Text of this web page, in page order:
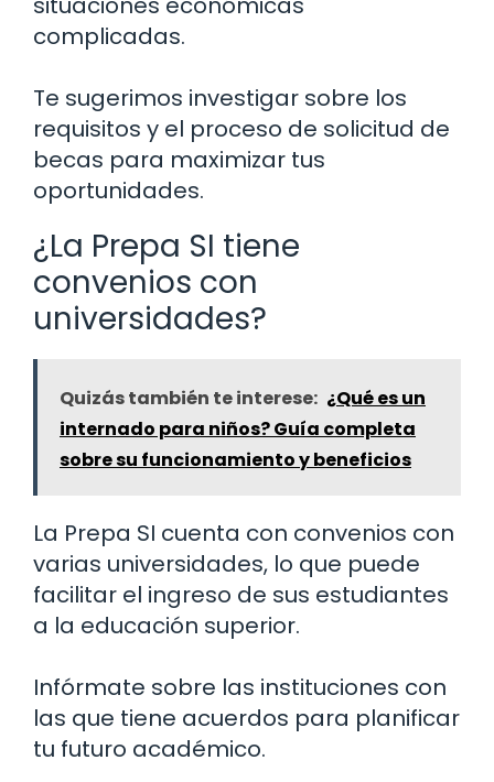
complicadas.
Te sugerimos investigar sobre los
requisitos y el proceso de solicitud de
becas para maximizar tus
oportunidades.
¿La Prepa SI tiene
convenios con
universidades?
Quizás también te interese: ¿Qué es un
internado para niños? Guía completa
sobre su funcionamiento y beneficios
La Prepa SI cuenta con convenios con
varias universidades, lo que puede
facilitar el ingreso de sus estudiantes
a la educación superior.
Infórmate sobre las instituciones con
las que tiene acuerdos para planificar
tu futuro académico.